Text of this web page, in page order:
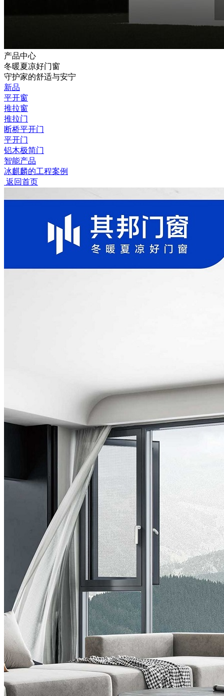
产品中心
冬暖夏凉好门窗
守护家的舒适与安宁
新品
平开窗
推拉窗
推拉门
断桥平开门
平开门
铝木极简门
智能产品
冰麒麟的工程案例
返回首页